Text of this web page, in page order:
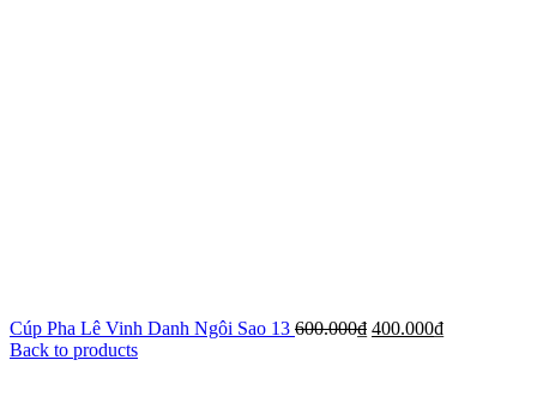
Cúp Pha Lê Vinh Danh Ngôi Sao 13 600.000₫ 400.000₫
Back to products